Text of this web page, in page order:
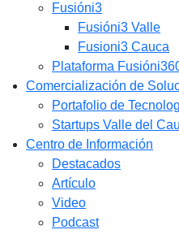
Fusióni3
Fusióni3 Valle
Fusioni3 Cauca
Plataforma
Comercialización de
Portafolio de
Startups Valle del
Centro de Información
Destacados
Artículo
Video
Podcast